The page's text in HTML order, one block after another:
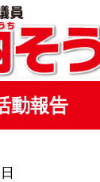
動報告